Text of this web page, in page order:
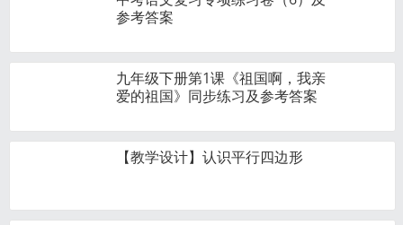
参考答案
九年级下册第1课《祖国啊，我亲
爱的祖国》同步练习及参考答案
【教学设计】认识平行四边形